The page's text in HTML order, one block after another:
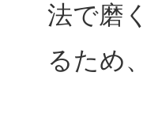
法で磨
るため